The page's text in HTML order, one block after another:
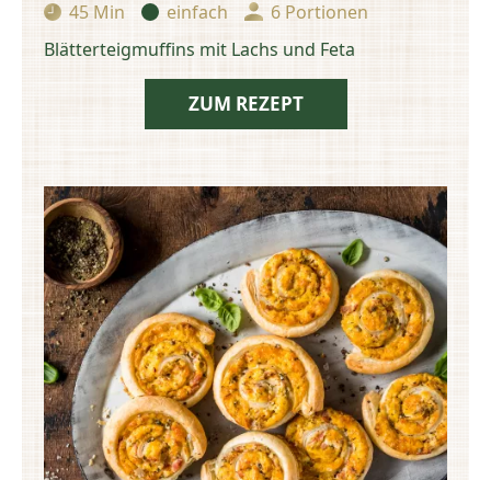
Zubereitungszeit:
45 Min Schwierigkeit:
einfach Portionen:
6 Portionen
Blätterteigmuffins mit Lachs und Feta
ZUM REZEPT